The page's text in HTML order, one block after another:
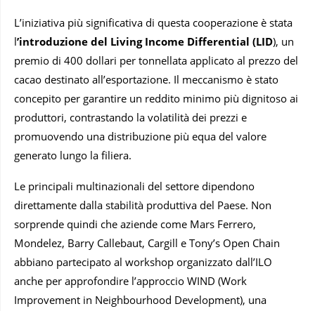
L’iniziativa più significativa di questa cooperazione è stata
l’introduzione del Living Income Differential (LID), un
premio di 400 dollari per tonnellata applicato al prezzo del
cacao destinato all’esportazione. Il meccanismo è stato
concepito per garantire un reddito minimo più dignitoso ai
produttori, contrastando la volatilità dei prezzi e
promuovendo una distribuzione più equa del valore
generato lungo la filiera.
Le principali multinazionali del settore dipendono
direttamente dalla stabilità produttiva del Paese. Non
sorprende quindi che aziende come Mars Ferrero,
Mondelez, Barry Callebaut, Cargill e Tony’s Open Chain
abbiano partecipato al workshop organizzato dall’ILO
anche per approfondire l’approccio WIND (Work
Improvement in Neighbourhood Development), una